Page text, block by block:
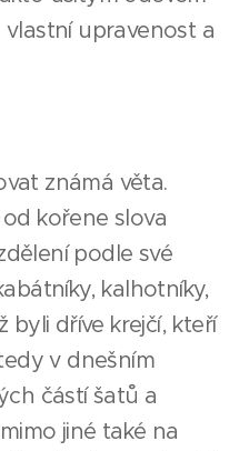
upravenost a
známá věta.
kořene slova
podle své
kalhotníky,
byli dříve krejčí, kteří
v dnešním
částí šatů a
jiné také na